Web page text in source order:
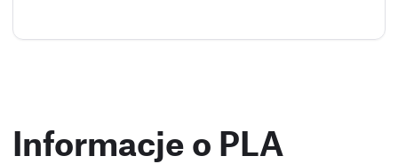
Informacje o PLA